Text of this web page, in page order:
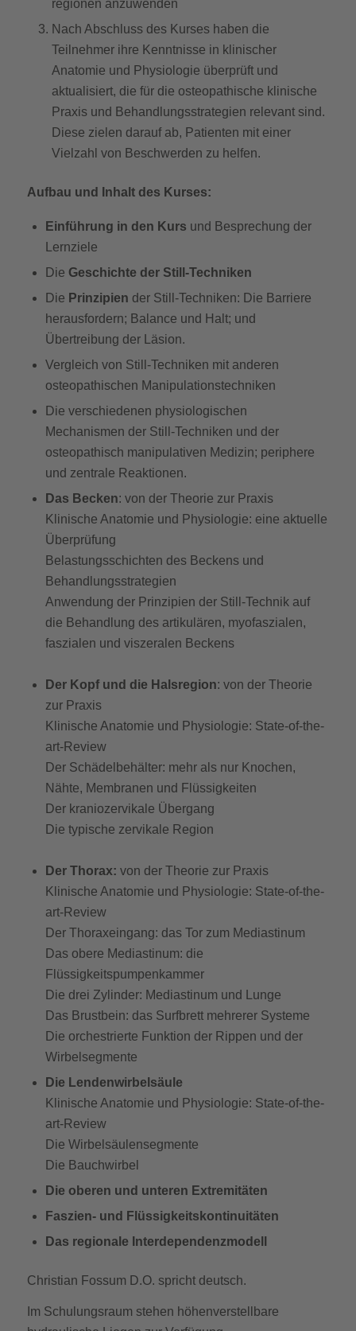
regionen anzuwenden
Nach Abschluss des Kurses haben die
Teilnehmer ihre Kenntnisse in klinischer
Anatomie und Physiologie überprüft und
aktualisiert, die für die osteopathische klinische
Praxis und Behandlungsstrategien relevant sind.
Diese zielen darauf ab, Patienten mit einer
Vielzahl von Beschwerden zu helfen.
Aufbau und Inhalt des Kurses:
Einführung in den Kurs und Besprechung der
Lernziele
Die Geschichte der Still-Techniken
Die Prinzipien der Still-Techniken: Die Barriere
herausfordern; Balance und Halt; und
Übertreibung der Läsion.
Vergleich von Still-Techniken mit anderen
osteopathischen Manipulationstechniken
Die verschiedenen physiologischen
Mechanismen der Still-Techniken und der
osteopathisch manipulativen Medizin; periphere
und zentrale Reaktionen.
Das Becken: von der Theorie zur Praxis
Klinische Anatomie und Physiologie: eine aktuelle
Überprüfung
Belastungsschichten des Beckens und
Behandlungsstrategien
Anwendung der Prinzipien der Still-Technik auf
die Behandlung des artikulären, myofaszialen,
faszialen und viszeralen Beckens
Der Kopf und die Halsregion: von der Theorie
zur Praxis
Klinische Anatomie und Physiologie: State-of-the-
art-Review
Der Schädelbehälter: mehr als nur Knochen,
Nähte, Membranen und Flüssigkeiten
Der kraniozervikale Übergang
Die typische zervikale Region
Der Thorax: von der Theorie zur Praxis
Klinische Anatomie und Physiologie: State-of-the-
art-Review
Der Thoraxeingang: das Tor zum Mediastinum
Das obere Mediastinum: die
Flüssigkeitspumpenkammer
Die drei Zylinder: Mediastinum und Lunge
Das Brustbein: das Surfbrett mehrerer Systeme
Die orchestrierte Funktion der Rippen und der
Wirbelsegmente
Die Lendenwirbelsäule
Klinische Anatomie und Physiologie: State-of-the-
art-Review
Die Wirbelsäulensegmente
Die Bauchwirbel
Die oberen und unteren Extremitäten
Faszien- und Flüssigkeitskontinuitäten
Das regionale Interdependenzmodell
Christian Fossum D.O. spricht deutsch.
Im Schulungsraum stehen höhenverstellbare